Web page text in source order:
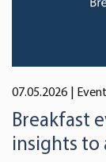
07.05.2026 | Event
Breakfast
insights to